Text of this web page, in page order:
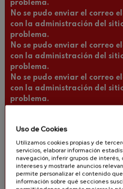
problema.
No se pudo enviar el correo
con la administración del
problema.
No se pudo enviar el correo
con la administración del
problema.
No se pudo enviar el correo
con la administración del
problema.
problema.
No se pudo enviar el correo
con la administración del
problema.
No se pudo enviar el correo
con la administración del
Uso de Cookies
Utilizamos cookies propias y de
servicios, elaborar información
navegación, inferir grupos de interés,
intereses y mostrarle anuncios
permite personalizar el contenido
información sobre qué secciones